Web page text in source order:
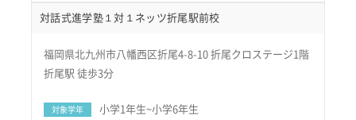
対話式進学塾１対１ネッツ折尾駅前校
福岡県北九州市八幡西区折尾4-8-10 折尾クロステージ1階
折尾駅 徒歩3分
対象学年 小学1年生~小学6年生